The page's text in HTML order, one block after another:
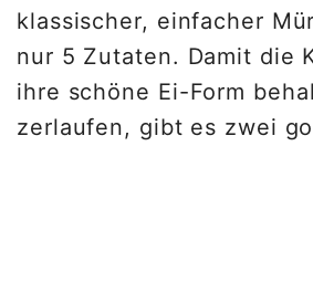
klassischer, einfacher
nur 5 Zutaten. Damit die
ihre schöne Ei-Form
zerlaufen, gibt es zwei